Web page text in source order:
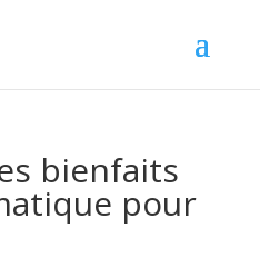
bienfaits
pour